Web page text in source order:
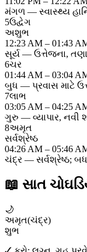
મંગળ — સ્વાસ્થ્ય
5ઉદ્વેગ
અશુભ
12:23 AM – 01:43
સૂર્ય — ઉત્તેજના,
6ચર
01:44 AM – 03:04
બુધ — પ્રવાસ માટે
7લાભ
03:05 AM – 04:25
ગુરુ — વ્યાપાર,
8અમૃત
સર્વશ્રેષ્ઠ
04:26 AM – 05:46
ચંદ્ર — સર્વશ્રેષ્ઠ;
📖 સાત
🌙
અમૃત(ચંદ્ર)
શુભ